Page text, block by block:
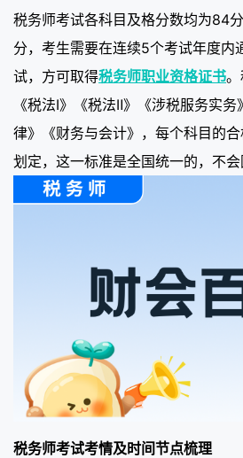
税务师考试各科目及格分数均为84
分，考生需要在连续5个考试年度内
试，方可取得税务师职业资格证书
《税法Ⅰ》《税法Ⅱ》《涉税服务实
律》《财务与会计》，每个科目的
划定，这一标准是全国统一的，不会
税务师考试考情及时间节点梳理